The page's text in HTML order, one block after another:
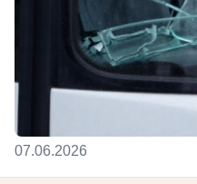
07.06.2026